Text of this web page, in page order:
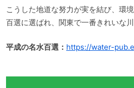
こうした地道な努力が実を結び、環
百選に選ばれ、関東で一番きれいな川
平成の名水百選： https://water-